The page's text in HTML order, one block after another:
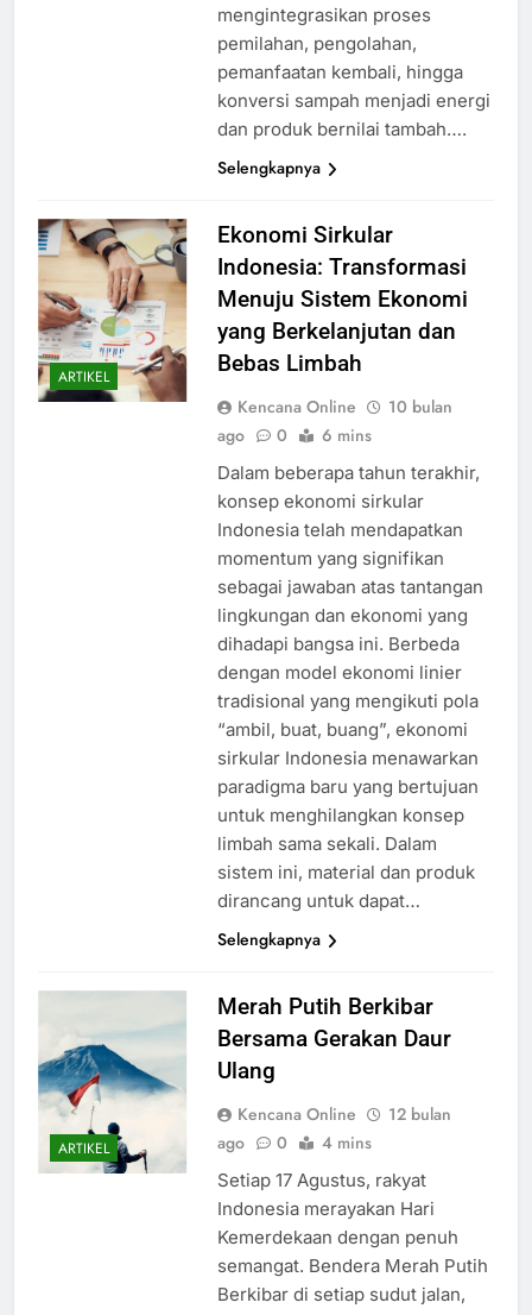
mengintegrasikan proses
pemilahan, pengolahan,
pemanfaatan kembali, hingga
konversi sampah menjadi energi
dan produk bernilai tambah….
Selengkapnya
ARTIKEL
Ekonomi Sirkular
Indonesia: Transformasi
Menuju Sistem Ekonomi
yang Berkelanjutan dan
Bebas Limbah
Kencana Online
10 bulan
ago
0 6 mins
Dalam beberapa tahun terakhir,
konsep ekonomi sirkular
Indonesia telah mendapatkan
momentum yang signifikan
sebagai jawaban atas tantangan
lingkungan dan ekonomi yang
dihadapi bangsa ini. Berbeda
dengan model ekonomi linier
tradisional yang mengikuti pola
“ambil, buat, buang”, ekonomi
sirkular Indonesia menawarkan
paradigma baru yang bertujuan
untuk menghilangkan konsep
limbah sama sekali. Dalam
sistem ini, material dan produk
dirancang untuk dapat…
Selengkapnya
ARTIKEL
Merah Putih Berkibar
Bersama Gerakan Daur
Ulang
Kencana Online
12 bulan
ago
0 4 mins
Setiap 17 Agustus, rakyat
Indonesia merayakan Hari
Kemerdekaan dengan penuh
semangat. Bendera Merah Putih
Berkibar di setiap sudut jalan,